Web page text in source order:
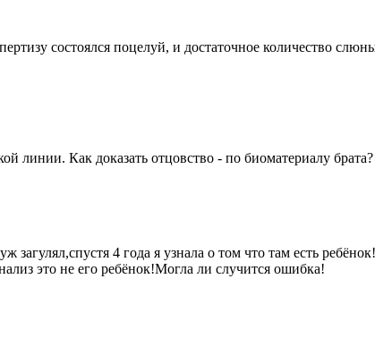
состоялся поцелуй, и достаточное количество
линии. Как доказать отцовство - по биоматериалу
4 года я узнала о том что там есть
это не его ребёнок!Могла ли случится ошибка!